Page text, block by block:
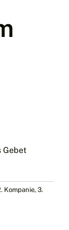
Gebet
Kompanie, 3.